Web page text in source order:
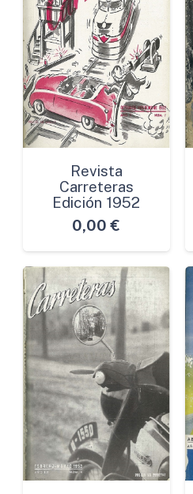
Revista
Carreteras
Edición 1952
0,00 €